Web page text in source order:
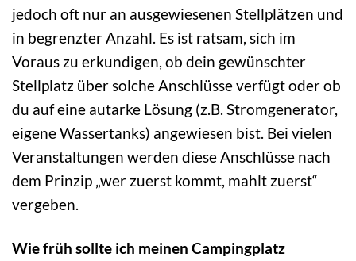
jedoch oft nur an ausgewiesenen Stellplätzen und
in begrenzter Anzahl. Es ist ratsam, sich im
Voraus zu erkundigen, ob dein gewünschter
Stellplatz über solche Anschlüsse verfügt oder ob
du auf eine autarke Lösung (z.B. Stromgenerator,
eigene Wassertanks) angewiesen bist. Bei vielen
Veranstaltungen werden diese Anschlüsse nach
dem Prinzip „wer zuerst kommt, mahlt zuerst“
vergeben.
Wie früh sollte ich meinen Campingplatz